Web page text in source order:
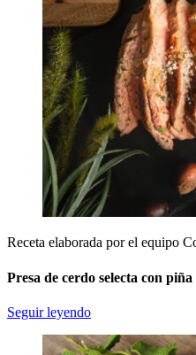
Receta elaborada por el equipo
Presa de cerdo selecta con
Seguir leyendo